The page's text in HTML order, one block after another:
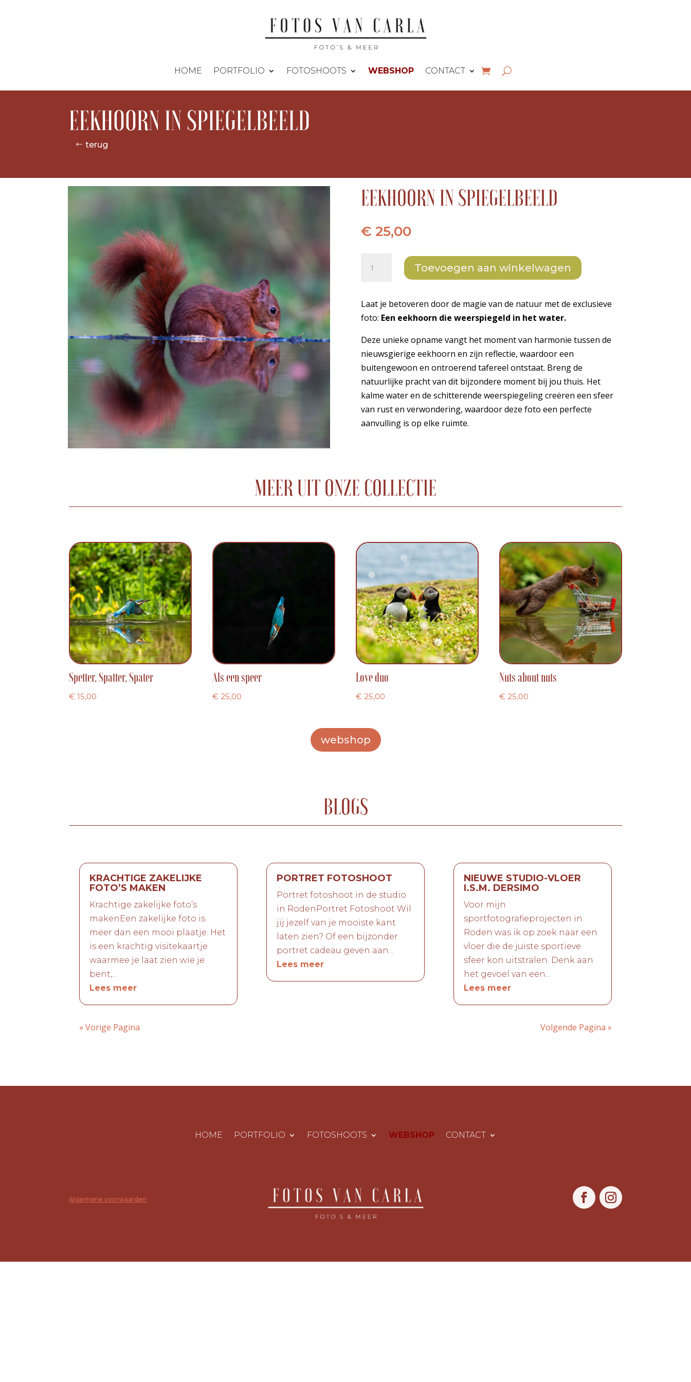
HOME PORTFOLIO FOTOSHOOTS WEBSHOP CONTACT
EEKHOORN IN SPIEGELBEELD
terug
EEKHOORN IN SPIEGELBEELD
€ 25,00
aantal
Toevoegen aan winkelwagen
Laat je betoveren door de magie van de natuur met de exclusieve
foto: Een eekhoorn die weerspiegeld in het water.
Deze unieke opname vangt het moment van harmonie tussen de
nieuwsgierige eekhoorn en zijn reflectie, waardoor een
buitengewoon en ontroerend tafereel ontstaat. Breng de
natuurlijke pracht van dit bijzondere moment bij jou thuis. Het
kalme water en de schitterende weerspiegeling creëren een sfeer
van rust en verwondering, waardoor deze foto een perfecte
aanvulling is op elke ruimte.
MEER UIT ONZE COLLECTIE
Spetter, Spatter, Spater
€ 15,00
Als een speer
€ 25,00
Love duo
€ 25,00
Nuts about nuts
€ 25,00
webshop
BLOGS
KRACHTIGE ZAKELIJKE
FOTO’S MAKEN
Krachtige zakelijke foto’s
makenEen zakelijke foto is
meer dan een mooi plaatje. Het
is een krachtig visitekaartje
waarmee je laat zien wie je
bent,...
Lees meer
PORTRET FOTOSHOOT
Portret fotoshoot in de studio
in RodenPortret Fotoshoot Wil
jij jezelf van je mooiste kant
laten zien? Of een bijzonder
portret cadeau geven aan...
Lees meer
NIEUWE STUDIO-VLOER
I.S.M. DERSIMO
Voor mijn
sportfotografieprojecten in
Roden was ik op zoek naar een
vloer die de juiste sportieve
sfeer kon uitstralen. Denk aan
het gevoel van een...
Lees meer
« Vorige Pagina Volgende Pagina »
HOME PORTFOLIO FOTOSHOOTS WEBSHOP CONTACT
Algemene voorwaarden